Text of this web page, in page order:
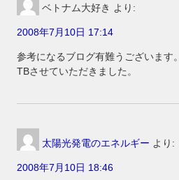
ベトナム大好き より:
2008年7月10日 17:14
参考になるブログ有難うございます。
TBさせていただきました。
太陽光発電のエネルギー より:
2008年7月10日 18:46